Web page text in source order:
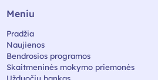
Meniu
Pradžia
Naujienos
Bendrosios programos
Skaitmeninės mokymo priemonės
Užduočių bankas